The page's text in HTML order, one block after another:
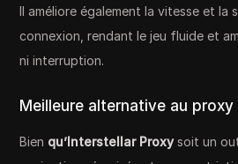
Il améliore également la vitesse et la
connexion, rendant le jeu fluide et
ni interruption.
Meilleure alternative au
Bien qu’Interstellar Proxysoit un